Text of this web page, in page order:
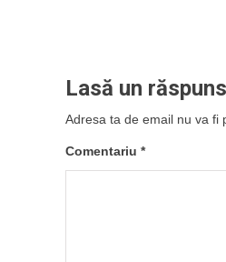
Lasă un răspuns
Adresa ta de email nu va fi
Comentariu *